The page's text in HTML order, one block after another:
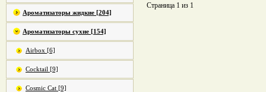
Ароматизаторы жидкие [204]
Ароматизаторы сухие [154]
Airbox [6]
Cocktail [9]
Cosmic Cat [9]
Страница 1 из 1